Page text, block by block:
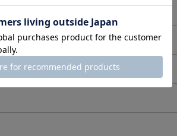
上がってください。
、還元水飴、ピロロキノリンキノン二ナトリ
、アミノ酸粉末(5-アミノレブリン酸含有)
高麗人参エキス末／ゼラチン、グリセリン
酵素分解レシチン(大豆由来)
さい。
味期限にかかわらずお早めに召し上がってく
。
レルギーがある方は召し上がらないでくださ